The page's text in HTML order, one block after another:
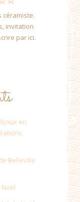
céramiste.
invitation
par ici.
en
Belleville